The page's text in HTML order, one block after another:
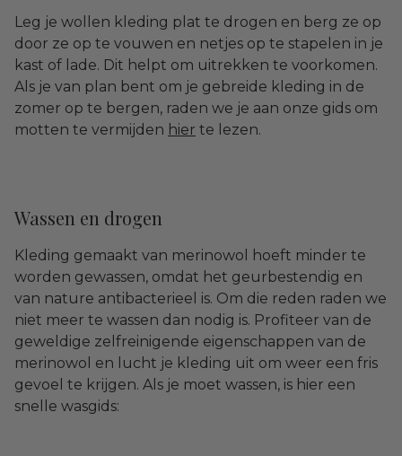
Leg je wollen kleding plat te drogen en berg ze op
door ze op te vouwen en netjes op te stapelen in je
kast of lade. Dit helpt om uitrekken te voorkomen.
Als je van plan bent om je gebreide kleding in de
zomer op te bergen, raden we je aan onze gids om
motten te vermijden hier te lezen.
Wassen en drogen
Kleding gemaakt van merinowol hoeft minder te
worden gewassen, omdat het geurbestendig en
van nature antibacterieel is. Om die reden raden we
niet meer te wassen dan nodig is. Profiteer van de
geweldige zelfreinigende eigenschappen van de
merinowol en lucht je kleding uit om weer een fris
gevoel te krijgen. Als je moet wassen, is hier een
snelle wasgids: